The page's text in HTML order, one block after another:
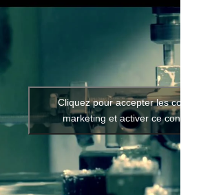
Cliquez pour accepter les
marketing et activer ce contenu